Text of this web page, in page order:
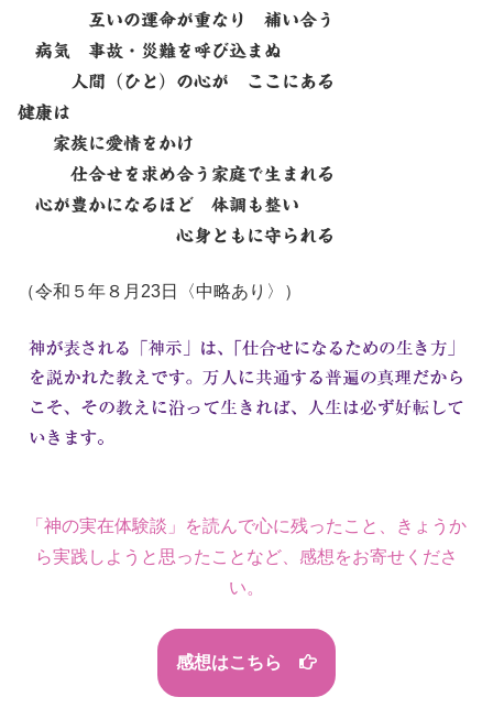
互いの運命が重なり 補い合う
病気 事故・災難を呼び込まぬ
人間（ひと）の心が ここにある
健康は
家族に愛情をかけ
仕合せを求め合う家庭で生まれる
心が豊かになるほど 体調も整い
心身ともに守られる
（令和５年８月23日〈中略あり〉）
「神の実在体験談」を読んで心に残ったこと、きょうか
ら実践しようと思ったことなど、感想をお寄せくださ
い。
感想はこちら